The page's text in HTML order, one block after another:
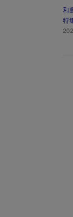
和
特